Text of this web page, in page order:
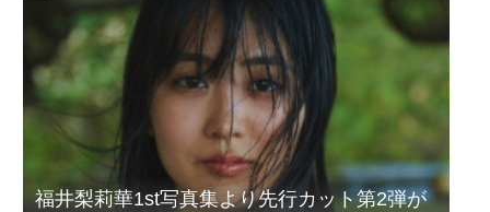
福井梨莉華1st写真集より先行カット第2弾が